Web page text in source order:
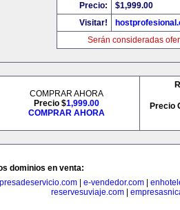
Precio:
$1,999.00
Visitar!
Serán consideradas
COMPRAR AHORA
Precio $1,999.00
COMPRAR AHORA
Precio
dominios en venta:
| e-vendedor.com|
reservesuviaje.com